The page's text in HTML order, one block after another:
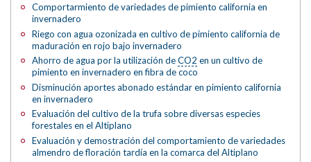
Comportarmiento de variedades de pimiento california en
invernadero
Riego con agua ozonizada en cultivo de pimiento california de
maduración en rojo bajo invernadero
Ahorro de agua por la utilización deCO2 en un cultivo de
pimiento en invernadero en fibra de coco
Disminución aportes abonado estándar en pimiento california
en invernadero
Evaluación del cultivo de la trufa sobre diversas especies
forestales en el Altiplano
Evaluación y demostración del comportamiento de variedades
almendro de floración tardía en la comarca del Altiplano